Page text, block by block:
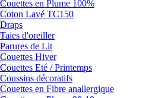
Couettes en Plume 100%
Coton Lavé TC150
Draps
Taies d'oreiller
Parures de Lit
Couettes Hiver
Couettes Eté / Printemps
Coussins décoratifs
Couettes en Fibre anallergique